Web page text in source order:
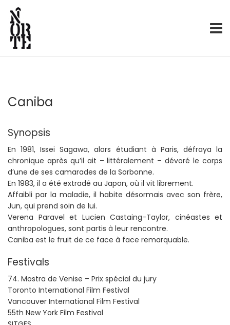
Norte
Production – Distribution
Caniba
Synopsis
En 1981, Issei Sagawa, alors étudiant à Paris, défraya la
chronique après qu’il ait – littéralement – dévoré le corps
d’une de ses camarades de la Sorbonne.
En 1983, il a été extradé au Japon, où il vit librement.
Affaibli par la maladie, il habite désormais avec son frère,
Jun, qui prend soin de lui.
Verena Paravel et Lucien Castaing-Taylor, cinéastes et
anthropologues, sont partis à leur rencontre.
Caniba est le fruit de ce face à face remarquable.
Festivals
74. Mostra de Venise – Prix spécial du jury
Toronto International Film Festival
Vancouver International Film Festival
55th New York Film Festival